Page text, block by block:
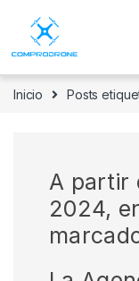
Inicio Posts
A partir
2024,